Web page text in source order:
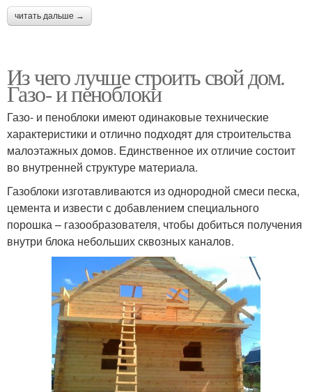
читать дальше →
Из чего лучше строить свой дом.
Газо- и пеноблоки
Газо- и пеноблоки имеют одинаковые технические
характеристики и отлично подходят для строительства
малоэтажных домов. Единственное их отличие состоит
во внутренней структуре материала.
Газоблоки изготавливаются из однородной смеси песка,
цемента и извести с добавлением специального
порошка – газообразователя, чтобы добиться получения
внутри блока небольших сквозных каналов.